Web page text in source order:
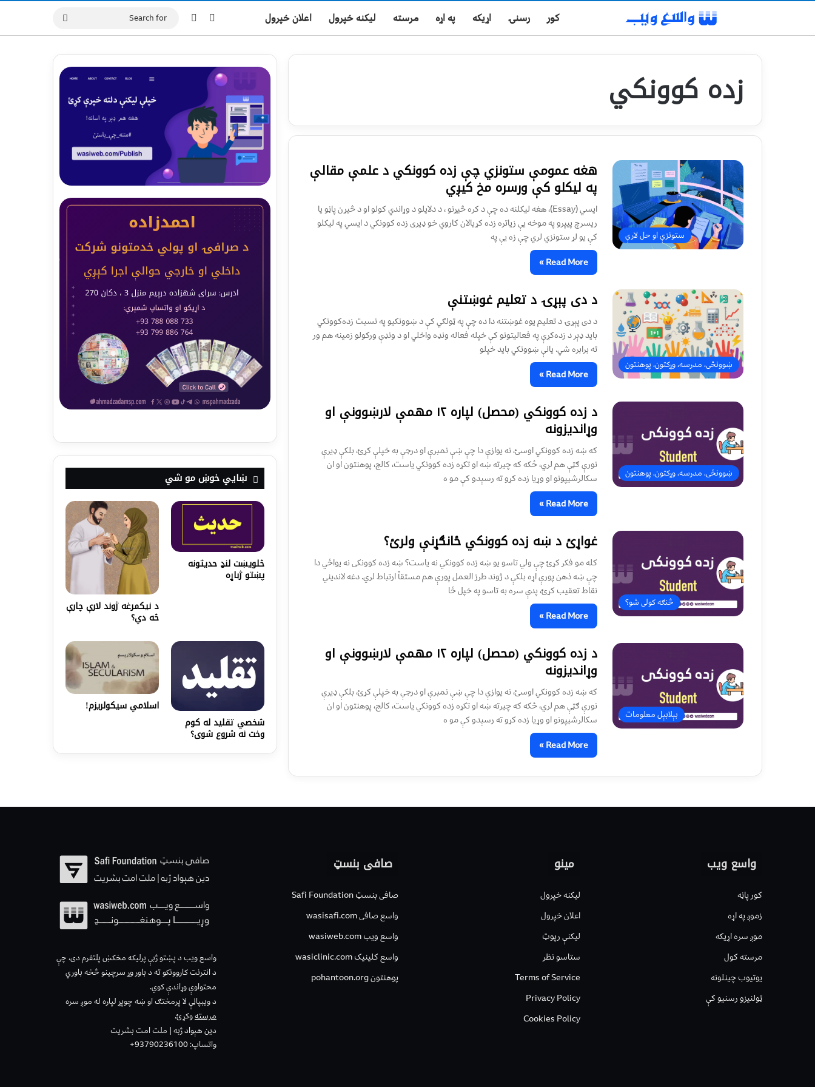
کور رسنۍ اړیکه په اړه مرسته لیکنه خپرول اعلان خپرول Log In
Switch skin
for
زده کوونکي
ستونزې او حل لارې
هغه عمومې ستونزي چې زده کوونکي د علمې مقالې
په لیکلو کې ورسره مخ کیږي
ایسي (Essay)، هغه لیکلنه ده چې د کره څیړنو ، د دلایلو د وړاندي کولو او د څیړن پاڼو یا
ریسرچ پیپرو په موخه یې زیاتره زده کړیالان کاروي خو ډیری زده کوونکي د ایسي په لیکلو
کې یو لړ ستونزي لري چې زه یې په
Read More »
ښوونځی، مدرسه، وړکتون، پوهنتون
د دی پېړۍ د تعلیم غوښتنې
د دی پېړۍ د تعلیم یوه غوښتنه دا ده چې په ټولګي کې د ښوونکيو په نسبت زده‌کوونکي
باید ډېر د زده‌کړې په فعالیتونو کې خپله فعاله ونډه واخلي او د ونډې ورکولو زمینه هم ور
ته برابره شي. يانې ښوونکي باید خپلو
Read More »
ښوونځی، مدرسه، وړکتون، پوهنتون
د زده کوونکي (محصل) لپاره ۱۲ مهمې لارښوونې او
وړاندیزونه
که ښه زده کوونکي اوسئ، نه یوازې دا چې ښې نمبرې او درجې به خپلې کړئ، بلکې ډیرې
نورې ګټې هم لري، ځکه که چیرته ښه او تکړه زده کوونکي یاست، کالج، پوهنتون او ان
سکالرشیپونو او وړیا زده کړو ته رسېدو کې مو ه
Read More »
څنګه کولی شو؟
غواړئ د ښه زده کوونکي ځانګړنې ولرئ؟
کله مو فکر کړئ چې ولي تاسو یو ښه زده کوونکي نه یاست؟ ښه زده کوونکی نه یواځي دا
چې ښه ذهن پورې اړه بلکې د ژوند طرز العمل پورې هم مستقاً ارتباط لري. دغه لاندیني
نقاط تعقیب کړئ، پدې سره به تاسو په خپل ځا
Read More »
بېلابېل معلومات
د زده کوونکي (محصل) لپاره ۱۲ مهمې لارښوونې او
وړاندیزونه
که ښه زده کوونکي اوسئ، نه یوازې دا چې ښې نمبرې او درجې به خپلې کړئ، بلکې ډیرې
نورې ګټې هم لري، ځکه که چیرته ښه او تکړه زده کوونکي یاست، کالج، پوهنتون او ان
سکالرشیپونو او وړیا زده کړو ته رسېدو کې مو ه
Read More »
ښايي خوښ مو شي
څلويښت لنډ‌ حدیثونه
پښتو ژباړه
د نیکمرغه ژوند لارې چارې
څه دي؟
شخصي تقلید له کوم
وخت نه شروع شوی؟
اسلامي سیکولریزم!
واسع ویب
کور پاڼه
زموږ په اړه
موږ سره اړیکه
مرسته کول
یوتیوب چینلونه
ټولنیزو رسنیو کې
مینو
لیکنه خپرول
اعلان خپرول
لیکنې رپوټ
ستاسو نظر
Terms of Service
Privacy Policy
Cookies Policy
صافی بنسټ
صافی بنسټ Safi Foundation
واسع صافی wasisafi.com
واسع ویب wasiweb.com
واسع کلینیک wasiclinic.com
پوهنتون pohantoon.org
واسع ویب د پښتو ژبې پرلیکه مخکښ پلتفرم دی، چې
د انترنت کاروونکو ته د باور وړ سرچینو څخه باوري
محتواوې وړاندې کوي.
د ویبپاڼې لا پرمختګ او ښه چوپړ لپاره له موږ سره
مرستهوکړئ.
دین هېواد ژبه | ملت امت بشریت
واتساپ: 93790236100+